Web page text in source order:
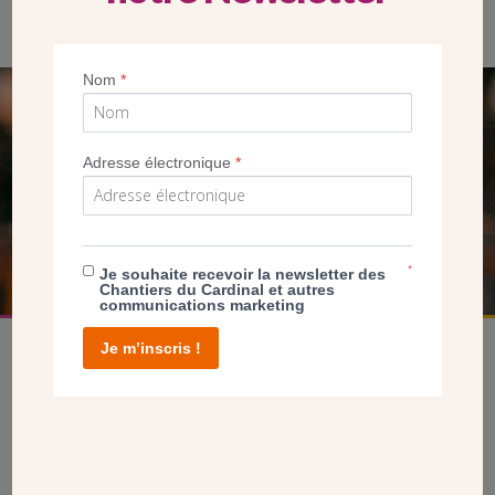
la coupe des arbres. (Crédit CDC)
SEUL VOTRE DON
NOUS PERMET D’AGIR
FAIRE UN DON
Nom*
Adresse électronique*
Je souhaite recevoir la newsletter des
Chantiers du Cardinal et autres
communications marketing
*
Je m’inscris !